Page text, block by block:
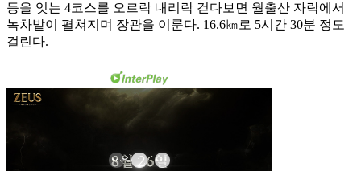
등을 잇는 4코스를 오르락 내리락 걷다보면 월출산 자락에서
녹차밭이 펼쳐지며 장관을 이룬다. 16.6㎞로 5시간 30분 정도
걸린다.